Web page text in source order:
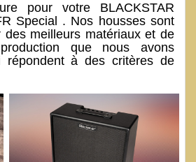
pour votre BLACKSTAR
Special . Nos housses sont
des meilleurs matériaux et de
que nous avons
répondent à des critères de